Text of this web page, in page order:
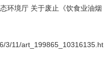
环境厅 关于废止《饮食业油烟
3/11/art_199865_10316135.ht